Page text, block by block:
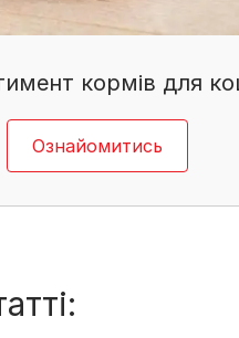
кормів для
Ознайомитись